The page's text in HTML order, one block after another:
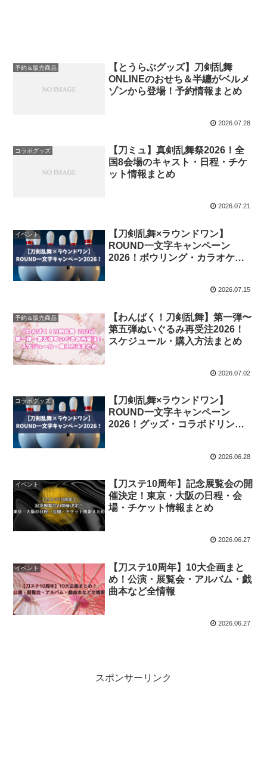
予約＆販売商品
【とうらぶグッズ】刀剣乱舞
ONLINEのおせち＆半纏がベルメ
ゾンから登場！予約情報まとめ
2026.07.28
コラボグッズ
【刀ミュ】真剣乱舞祭2026！全
国8会場のキャスト・日程・チケ
ット情報まとめ
2026.07.21
イベント
【刀剣乱舞×ラウンドワン】
ROUND一文字キャンペーン
2026！ボウリング・カラオケ・
2026.07.15
予約＆販売商品
【わんぱく！刀剣乱舞】第一弾〜
第五弾ぬいぐるみ再受注2026！
スケジュール・購入方法まとめ
2026.07.02
コラボグッズ
【刀剣乱舞×ラウンドワン】
ROUND一文字キャンペーン
2026！グッズ・コラボドリン
2026.06.28
イベント
【刀ステ10周年】記念展覧会の開
催決定！東京・大阪の日程・会
場・チケット情報まとめ
2026.06.27
イベント
【刀ステ10周年】10大企画まと
め！公演・展覧会・アルバム・戯
曲本など全情報
2026.06.27
スポンサーリンク